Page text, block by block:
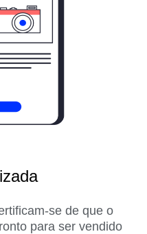
se de que o
para ser vendido